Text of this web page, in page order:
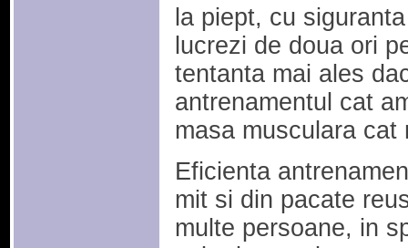
la piept, cu
lucrezi de doua ori
tentanta mai ales
antrenamentul cat
masa musculara cat
Eficienta
mit si din pacate
multe persoane, in